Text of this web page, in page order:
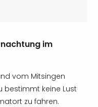
im
vom Mitsingen
bestimmt keine Lust
zu fahren.